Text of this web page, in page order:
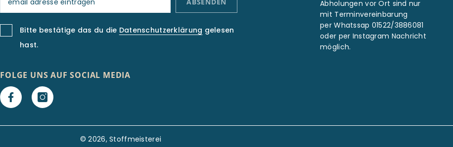
Bitte bestätige das du die Datenschutzerklärung gelesen
hast.
FOLGE UNS AUF SOCIAL MEDIA
Abholungen vor Ort sind nur
mit Terminvereinbarung
per Whatssap 01522/3886081
oder per Instagram Nachricht
möglich.
© 2026, Stoffmeisterei